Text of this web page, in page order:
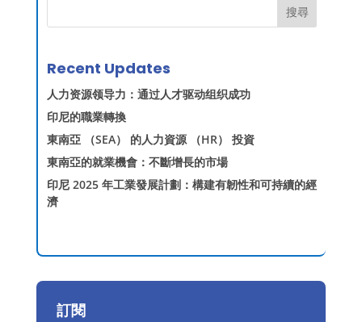
搜尋
Recent Updates
人力资源领导力：通过人才驱动组织成功
印尼的職業轉換
東南亞 （SEA） 的人力資源 （HR） 投資
東南亞的就業機會：不斷增長的市場
印尼 2025 年工業發展計劃：構建有韌性和可持續的經
濟
訂閱